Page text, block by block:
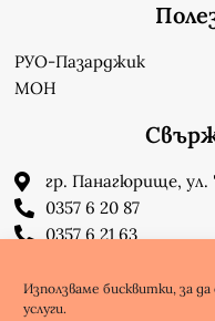
Използваме бисквитки, за
услуги.
РУО-Пазарджик
МОН
гр. Панагюрище,
0357 6 20 87
0357 6 21 63
info-
Facebook